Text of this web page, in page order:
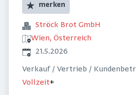
merken
Ströck Brot GmbH
Wien, Österreich
Veröffentlicht
21.5.2026
Verkauf / Vertrieb /
Vollzeit+